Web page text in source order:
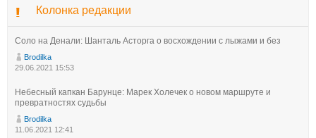
Колонка редакции
Соло на Денали: Шанталь Асторга о восхождении с лыжами и без
Brodilka
29.06.2021 15:53
Небесный капкан Барунце: Марек Холечек о новом маршруте и
превратностях судьбы
Brodilka
11.06.2021 12:41